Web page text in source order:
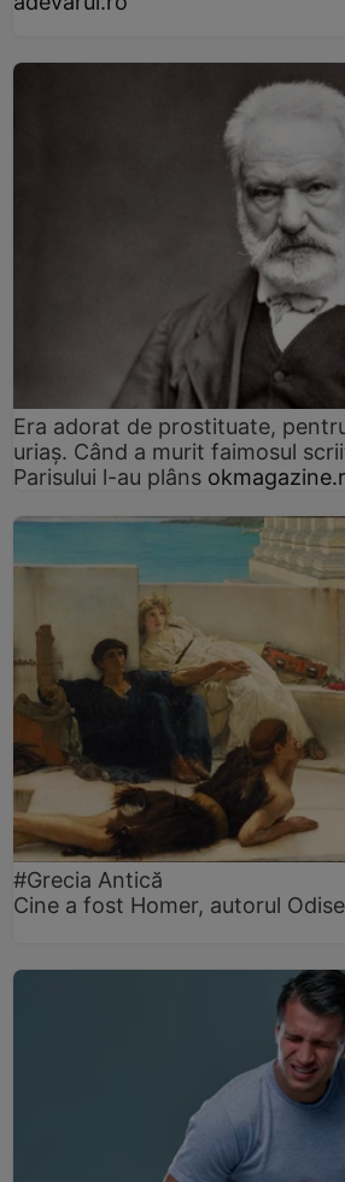
Era adorat de prostituate,
uriaș. Când a murit faimosul
Parisului l-au plâns
#Grecia Antică
Cine a fost Homer, autorul